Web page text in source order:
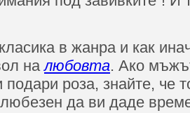
в жанра и как
налюбовта. Ако
подари роза, знайте, че
да ви даде